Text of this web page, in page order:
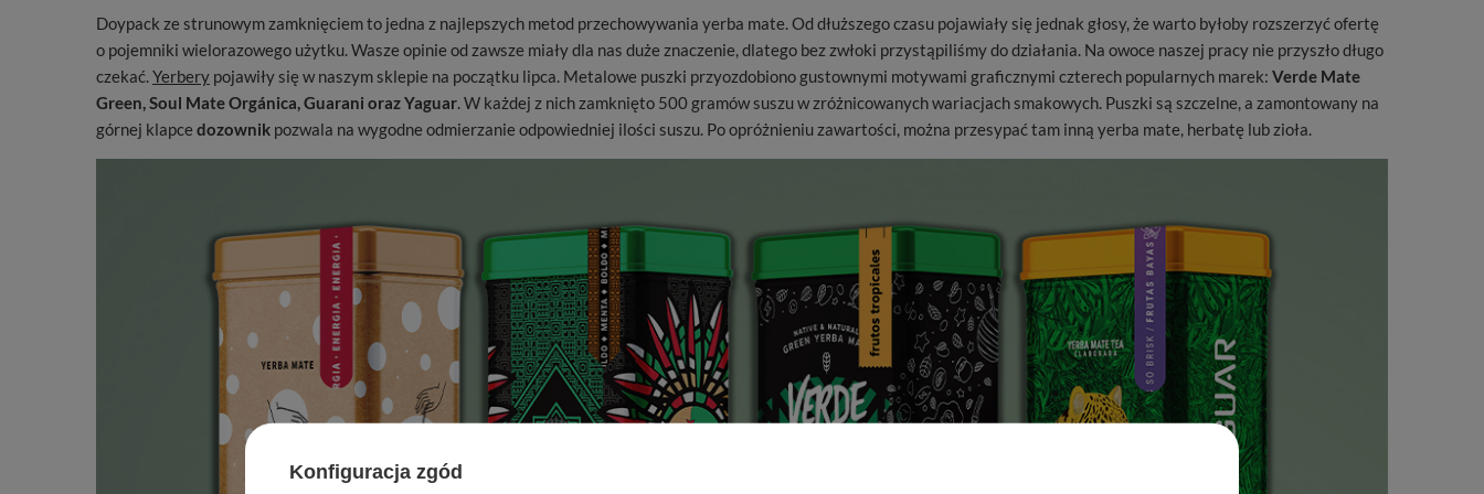
Doypack ze strunowym zamknięciem to jedna z najlepszych metod przechowywania yerba mate. Od dłuższego czasu pojawiały się jednak głosy, że warto byłoby rozszerzyć ofertę
o pojemniki wielorazowego użytku. Wasze opinie od zawsze miały dla nas duże znaczenie, dlatego bez zwłoki przystąpiliśmy do działania. Na owoce naszej pracy nie przyszło długo
czekać. Yerbery pojawiły się w naszym sklepie na początku lipca. Metalowe puszki przyozdobiono gustownymi motywami graficznymi czterech popularnych marek: Verde Mate
Green, Soul Mate Orgánica, Guarani oraz Yaguar . W każdej z nich zamknięto 500 gramów suszu w zróżnicowanych wariacjach smakowych. Puszki są szczelne, a zamontowany na
górnej klapce dozownik pozwala na wygodne odmierzanie odpowiedniej ilości suszu. Po opróżnieniu zawartości, można przesypać tam inną yerba mate, herbatę lub zioła.
Konfiguracja zgód